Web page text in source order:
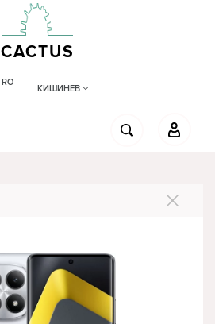
CACTUS
RO
КИШИНЕВ